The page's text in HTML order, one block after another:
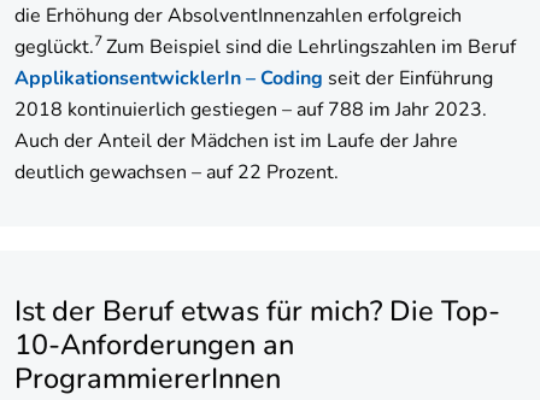
die Erhöhung der AbsolventInnenzahlen erfolgreich
geglückt.7Zum Beispiel sind die Lehrlingszahlen im Beruf
ApplikationsentwicklerIn – Coding seit der Einführung
2018 kontinuierlich gestiegen – auf 788 im Jahr 2023.
Auch der Anteil der Mädchen ist im Laufe der Jahre
deutlich gewachsen – auf 22 Prozent.
Ist der Beruf etwas für mich? Die Top-
10-Anforderungen an
ProgrammiererInnen